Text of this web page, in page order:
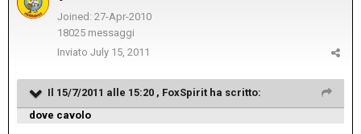
Joined: 27-Apr-2010
18025 messaggi
Inviato July 15, 2011
Il 15/7/2011 alle 15:20 , FoxSpirit ha scritto:
dove cavolo